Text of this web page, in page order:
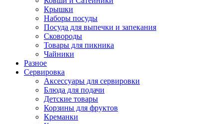
Крышки
Наборы посуды
Посуда для выпечки и запекания
Сковороды
Товары для пикника
Чайники
Разное
Сервировка
Аксессуары для сервировки
Блюда для подачи
Детские товары
Корзины для фруктов
Креманки